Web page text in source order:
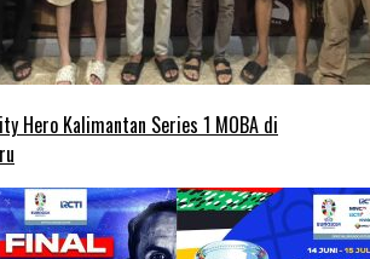
Hero Kalimantan Series 1 MOBA di